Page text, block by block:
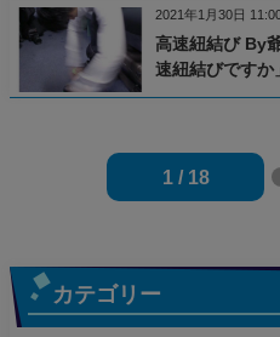
高速紐結び By
速紐結びです
2021年1月30日
1 / 18
カテゴリー